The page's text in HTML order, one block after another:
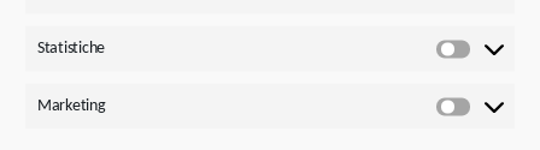
Statistiche
Marketing
Assistenza, sostituzione e riparazione